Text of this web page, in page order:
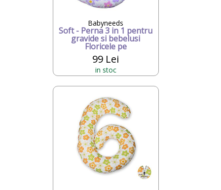
Babyneeds
Soft - Perna 3 in 1 pentru
gravide si bebelusi
Floricele pe
99 Lei
in stoc